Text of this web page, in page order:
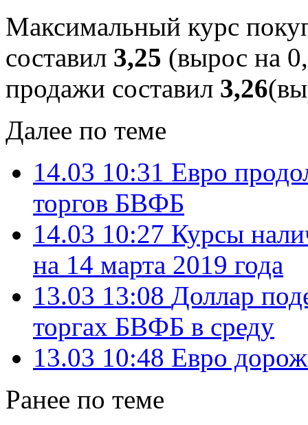
Максимальный курс
составил 3,25 (вырос на
продажи составил 3,26
Далее по теме
14.03 10:31 Евро
торгов БВФБ
14.03 10:27 Курсы
на 14 марта 2019 года
13.03 13:08 Доллар
торгах БВФБ в среду
13.03 10:48 Евро
Ранее по теме